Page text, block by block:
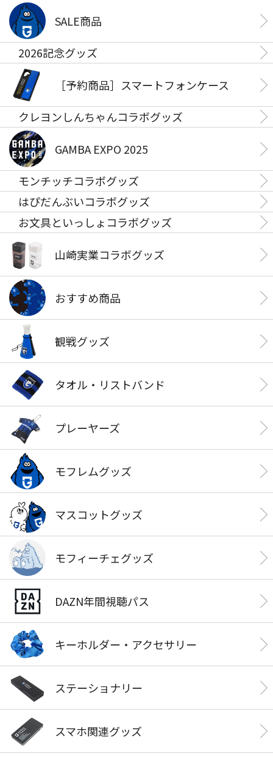
SALE商品
2026記念グッズ
［予約商品］スマートフォンケース
クレヨンしんちゃんコラボグッズ
GAMBA EXPO 2025
モンチッチコラボグッズ
はぴだんぶいコラボグッズ
お文具といっしょコラボグッズ
山崎実業コラボグッズ
おすすめ商品
観戦グッズ
タオル・リストバンド
プレーヤーズ
モフレムグッズ
マスコットグッズ
モフィーチェグッズ
DAZN年間視聴パス
キーホルダー・アクセサリー
ステーショナリー
スマホ関連グッズ